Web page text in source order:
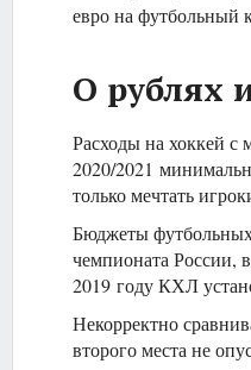
евро на футбольный
О рублях
Расходы на хоккей с
2020/2021
только мечтать
Бюджеты футбольных
чемпионата России,
2019 году КХЛ
Некорректно
второго места не